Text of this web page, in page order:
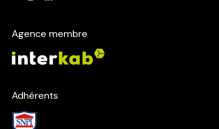
Agence membre
Adhérents